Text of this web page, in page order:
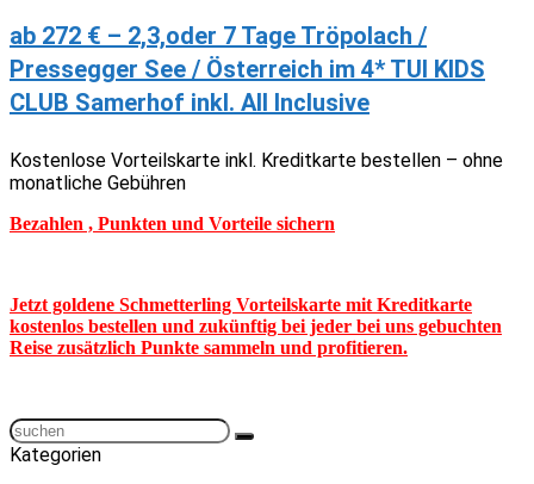
ab 272 € – 2,3,oder 7 Tage Tröpolach /
Pressegger See / Österreich im 4* TUI KIDS
CLUB Samerhof inkl. All Inclusive
Kostenlose Vorteilskarte inkl. Kreditkarte bestellen – ohne
monatliche Gebühren
Bezahlen , Punkten und Vorteile sichern
Jetzt goldene Schmetterling Vorteilskarte mit Kreditkarte
kostenlos bestellen und zukünftig bei jeder bei uns gebuchten
Reise zusätzlich Punkte sammeln und profitieren.
Kategorien